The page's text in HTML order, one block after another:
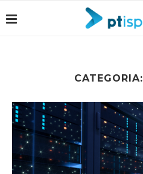
CATEGORIA: